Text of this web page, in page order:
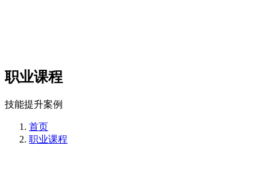
职业课程
技能提升案例
首页
职业课程